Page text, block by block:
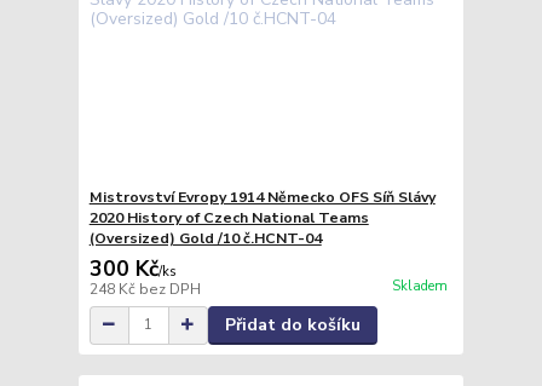
Mistrovství Evropy 1914 Německo OFS Síň Slávy
2020 History of Czech National Teams
(Oversized) Gold /10 č.HCNT-04
300 Kč/ks
248 Kč bez DPH Skladem
Přidat do košíku